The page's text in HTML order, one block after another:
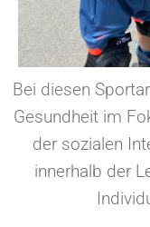
Bei diesen
Gesundheit im
der sozialen
innerhalb der